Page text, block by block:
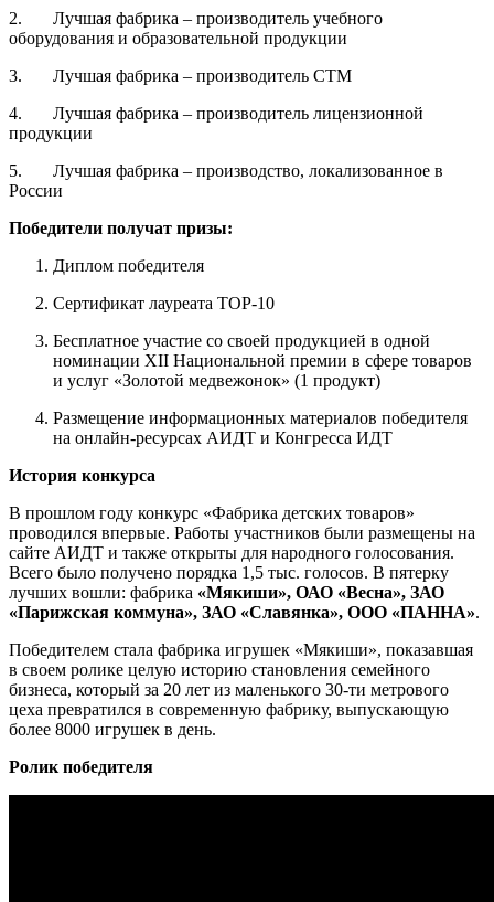
2. Лучшая фабрика – производитель учебного
оборудования и образовательной продукции
3. Лучшая фабрика – производитель СТМ
4. Лучшая фабрика – производитель лицензионной
продукции
5. Лучшая фабрика – производство, локализованное в
России
Победители получат призы:
Диплом победителя
Сертификат лауреата ТОP-10
Бесплатное участие со своей продукцией в одной
номинации XII Национальной премии в сфере товаров
и услуг «Золотой медвежонок» (1 продукт)
Размещение информационных материалов победителя
на онлайн-ресурсах АИДТ и Конгресса ИДТ
История конкурса
В прошлом году конкурс «Фабрика детских товаров»
проводился впервые. Работы участников были размещены на
сайте АИДТ и также открыты для народного голосования.
Всего было получено порядка 1,5 тыс. голосов. В пятерку
лучших вошли: фабрика «Мякиши», ОАО «Весна», ЗАО
«Парижская коммуна», ЗАО «Славянка», ООО «ПАННА».
Победителем стала фабрика игрушек «Мякиши», показавшая
в своем ролике целую историю становления семейного
бизнеса, который за 20 лет из маленького 30-ти метрового
цеха превратился в современную фабрику, выпускающую
более 8000 игрушек в день.
Ролик победителя